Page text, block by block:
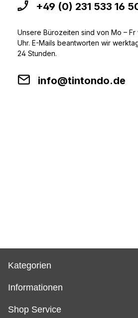
+49 (0) 231 533 16
Unsere Bürozeiten sind von Mo – Fr
Uhr. E-Mails beantworten wir
24 Stunden.
info@tintondo.de
Kategorien
Informationen
Shop Service